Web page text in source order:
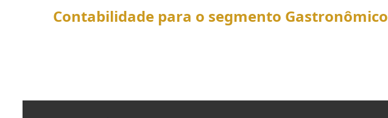
Contabilidade para o segmento Gastronômico